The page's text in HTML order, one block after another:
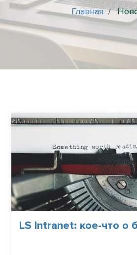
Главная /
LS Intranet: кое-что о